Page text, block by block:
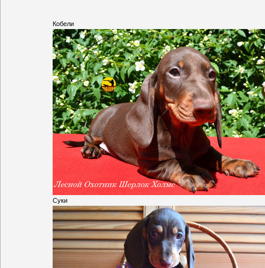
Кобели
Суки